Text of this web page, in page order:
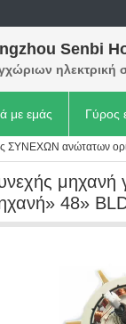
Senbi
με εμάς Γύρος
ΣΥΝΕΧΩΝ ανώτατων
μηχανή
48»